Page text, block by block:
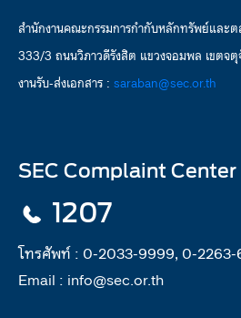
สำนักงานคณะกรรมการกำกับหลักทรัพย์และ
333/3 ถนนวิภาวดีรังสิต แขวงจอมพล เขตจ
งานรับ-ส่งเอกสาร : saraban@sec.or.th
SEC Complaint Center
1207
โทรศัพท์ : 0-2033-9999, 0-2263-
Email : info@sec.or.th